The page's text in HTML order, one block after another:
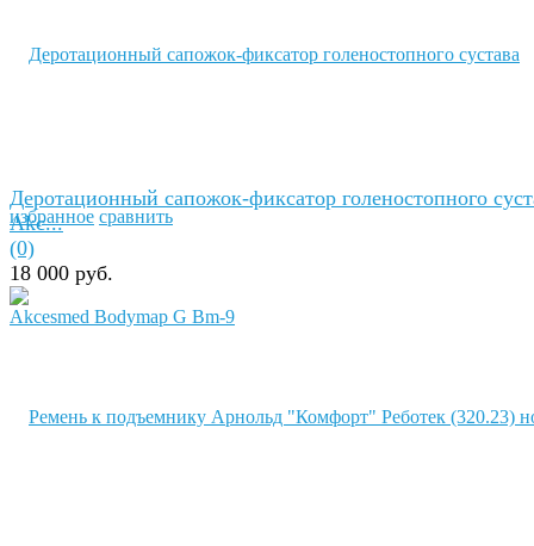
избранное сравнить
Деротационный сапожок-фиксатор голеностопного
Akc...
(0)
18 000 руб.